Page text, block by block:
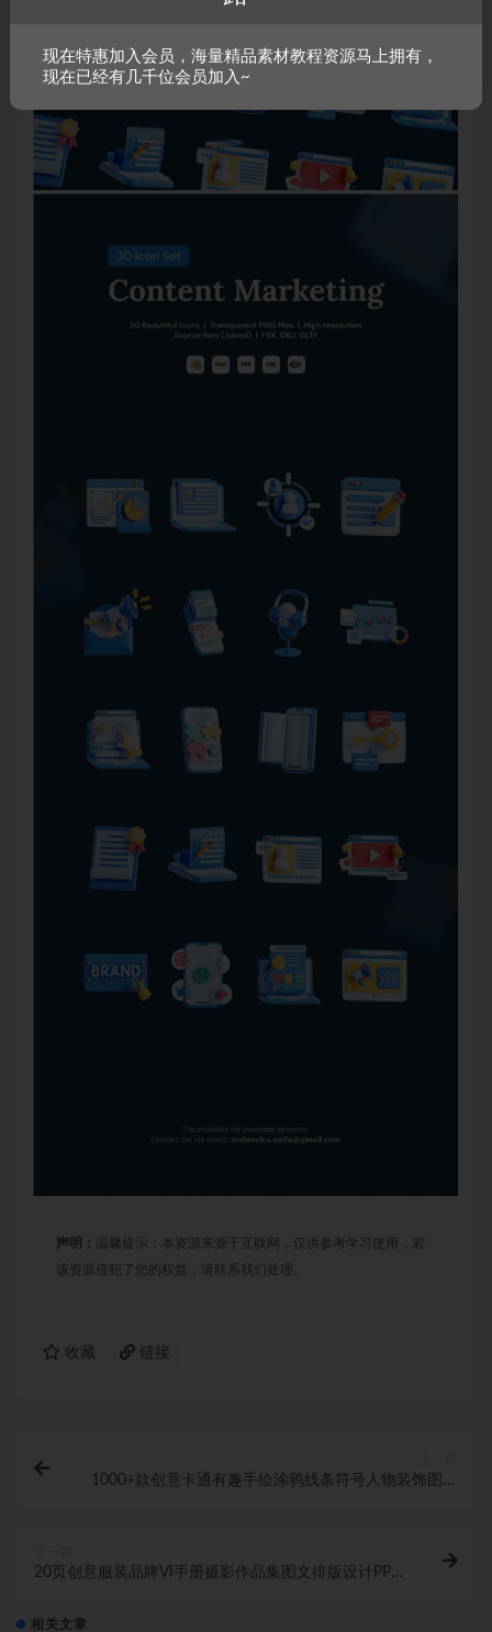
声明： 温馨提示：本资源来源于互联网，仅供参考学习使用，若
该资源侵犯了您的权益，请联系我们处理。
收藏 链接
1000+款创意卡通有趣手绘涂鸦线条符号人物装饰图案
20页创意服装品牌VI手册摄影作品集图文排版设计PPT
相关文章
现在特惠加入会员，海量精品素材教程资源马上拥有，
现在已经有几千位会员加入~